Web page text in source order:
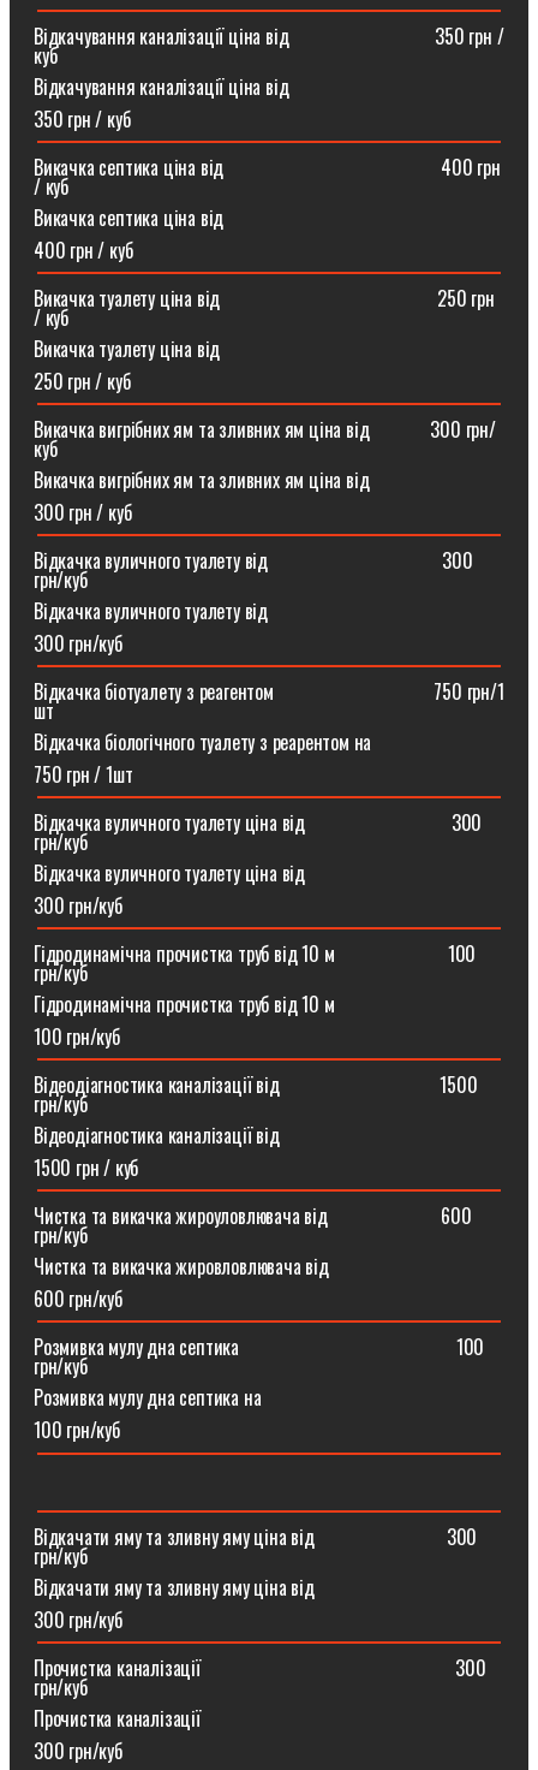
Відкачування каналізації ціна від ⠀⠀⠀⠀⠀⠀⠀⠀⠀⠀350 грн /
куб
Відкачування каналізації ціна від
350 грн / куб
Викачка септика ціна від ⠀⠀⠀⠀⠀⠀⠀⠀⠀⠀⠀⠀⠀⠀⠀400 грн
/ куб
Викачка септика ціна від
400 грн / куб
Викачка туалету ціна від ⠀⠀⠀⠀⠀⠀⠀⠀⠀⠀⠀⠀⠀⠀⠀250 грн
/ куб⠀
Викачка туалету ціна від
250 грн / куб
Викачка вигрібних ям та зливних ям ціна від ⠀⠀⠀⠀300 грн/
куб
Викачка вигрібних ям та зливних ям ціна від
300 грн / куб
Відкачка вуличного туалету від ⠀⠀⠀⠀⠀⠀⠀⠀⠀⠀⠀⠀300
грн/куб
Відкачка вуличного туалету від
300 грн/куб
Відкачка біотуалету з реагентом ⠀⠀⠀⠀⠀⠀⠀⠀⠀⠀⠀750 грн/1
шт
Відкачка біологічного туалету з реарентом на
750 грн / 1шт
Відкачка вуличного туалету ціна від ⠀⠀⠀⠀⠀⠀⠀⠀⠀⠀300
грн/куб
Відкачка вуличного туалету ціна від
300 грн/куб
Гідродинамічна прочистка труб від 10 м⠀⠀⠀⠀⠀⠀⠀⠀100
грн/куб
Гідродинамічна прочистка труб від 10 м
100 грн/куб
Відеодіагностика каналізації від ⠀⠀⠀⠀⠀⠀⠀⠀⠀⠀⠀1500
грн/куб
Відеодіагностика каналізації від
1500 грн / куб
Чистка та викачка жироуловлювача від⠀⠀⠀⠀⠀⠀⠀⠀600
грн/куб
Чистка та викачка жировловлювача від
600 грн/куб
Розмивка мулу дна септика ⠀⠀⠀⠀⠀⠀⠀⠀⠀⠀⠀⠀⠀⠀⠀100
грн/куб
Розмивка мулу дна септика на
100 грн/куб
Відкачати яму та зливну яму ціна від ⠀⠀⠀⠀⠀⠀⠀⠀⠀300
грн/куб
Відкачати яму та зливну яму ціна від
300 грн/куб
Прочистка каналізації⠀⠀⠀⠀⠀⠀⠀⠀⠀⠀⠀⠀⠀⠀⠀⠀⠀⠀300
грн/куб
Прочистка каналізації
300 грн/куб